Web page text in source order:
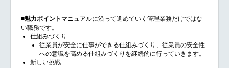
■魅力ポイント マニュアルに沿って進めていく管理業務だけではな
い職務です。
仕組みづくり
従業員が安全に仕事ができる仕組みづくり、従業員の安全性
への意識を高める仕組みづくりを継続的に行っていきます。
新しい挑戦